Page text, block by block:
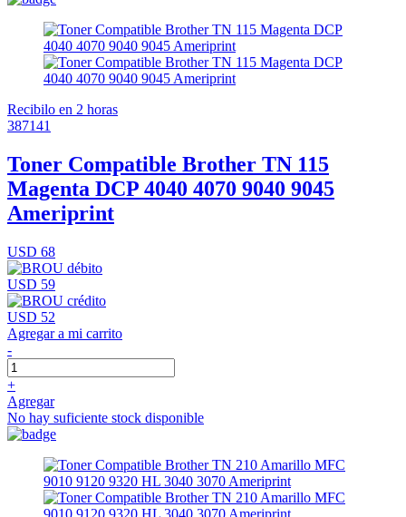
Recibilo en 2 horas
387141
Toner Compatible Brother TN 115
Magenta DCP 4040 4070 9040 9045
Ameriprint
USD 68
USD 59
USD 52
Agregar a mi carrito
-
+
Agregar
No hay suficiente stock disponible